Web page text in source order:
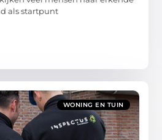
als startpunt
WONING EN TUIN